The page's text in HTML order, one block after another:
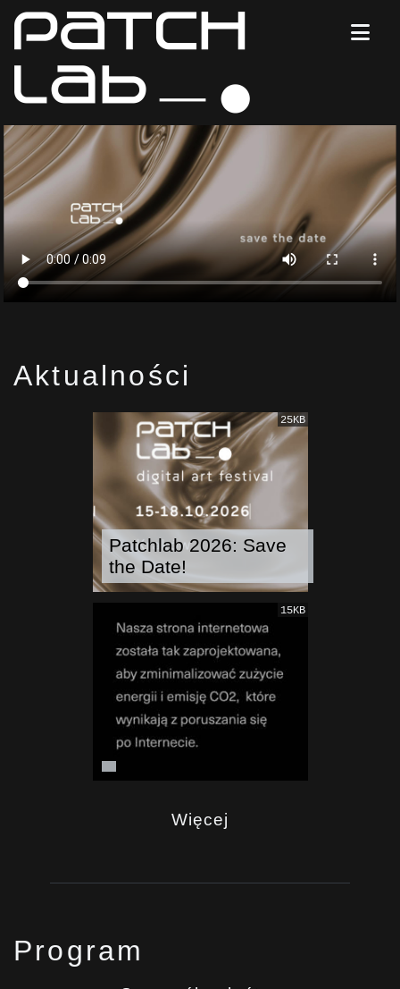
Aktualności
25KB
Patchlab 2026: Save
the Date!
15KB
Więcej
Program